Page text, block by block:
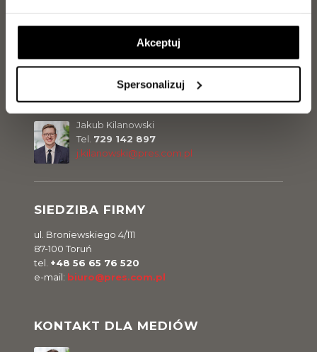
Akceptuj
Spersonalizuj
SIEDZIBA FIRMY
ul. Broniewskiego 4/111
87-100 Toruń
tel. +48 56 65 76 520
e-mail: biuro@pres.com.pl
KONTAKT DLA MEDIÓW
Marcel Olszewski
Tel.500 300 056
Jakub Kilanowski
Tel. 729 142 897
j.kilanowski@pres.com.pl